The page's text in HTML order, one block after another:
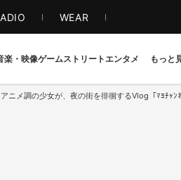
WEAR
楽・映像ゲームストリート エンタメ もっと
アニメ調の少女が、夜の街を徘徊するVlog「ﾏﾖﾁｬﾝ